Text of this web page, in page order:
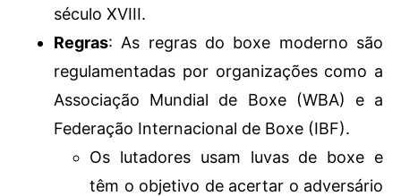
século XVIII.
Regras: As regras do boxe moderno são
regulamentadas por organizações como a
Associação Mundial de Boxe (WBA) e a
Federação Internacional de Boxe (IBF).
Os lutadores usam luvas de boxe e
têm o objetivo de acertar o adversário